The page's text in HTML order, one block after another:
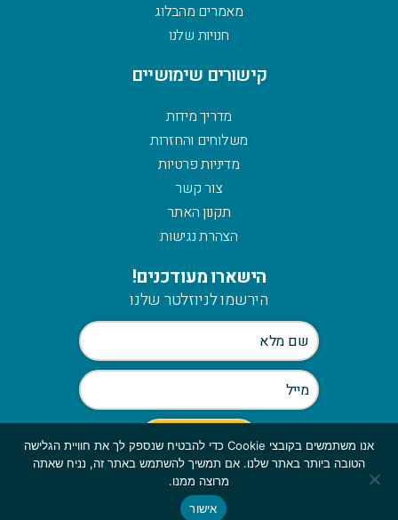
מאמרים מהבלוג
חנויות שלנו
קישורים שימושיים
מדריך מידות
משלוחים והחזרות
מדיניות פרטיות
צור קשר
תקנון האתר
הצהרת נגישות
הישארו מעודכנים!
הירשמו לניוזלטר שלנו
Scroll
to
אנו משתמשים בקובצי Cookie כדי להבטיח שנספק לך את חוויית הגלישה
הטובה ביותר באתר שלנו. אם תמשיך להשתמש באתר זה, נניח שאתה
מרוצה ממנו.
אישור